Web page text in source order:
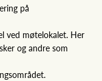
på
ved møtelokalet. Her
og andre som